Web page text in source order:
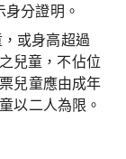
分證明。
或身高超過
兒童，不佔位
兒童應由成年
以二人為限。